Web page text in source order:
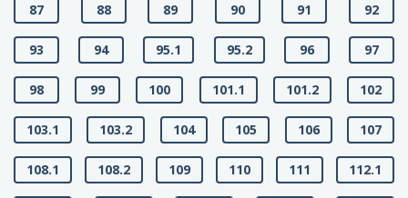
87 88 89 90 91 92
93 94 95.1 95.2 96 97
98 99 100 101.1 101.2 102
103.1 103.2 104 105 106 107
108.1 108.2 109 110 111 112.1